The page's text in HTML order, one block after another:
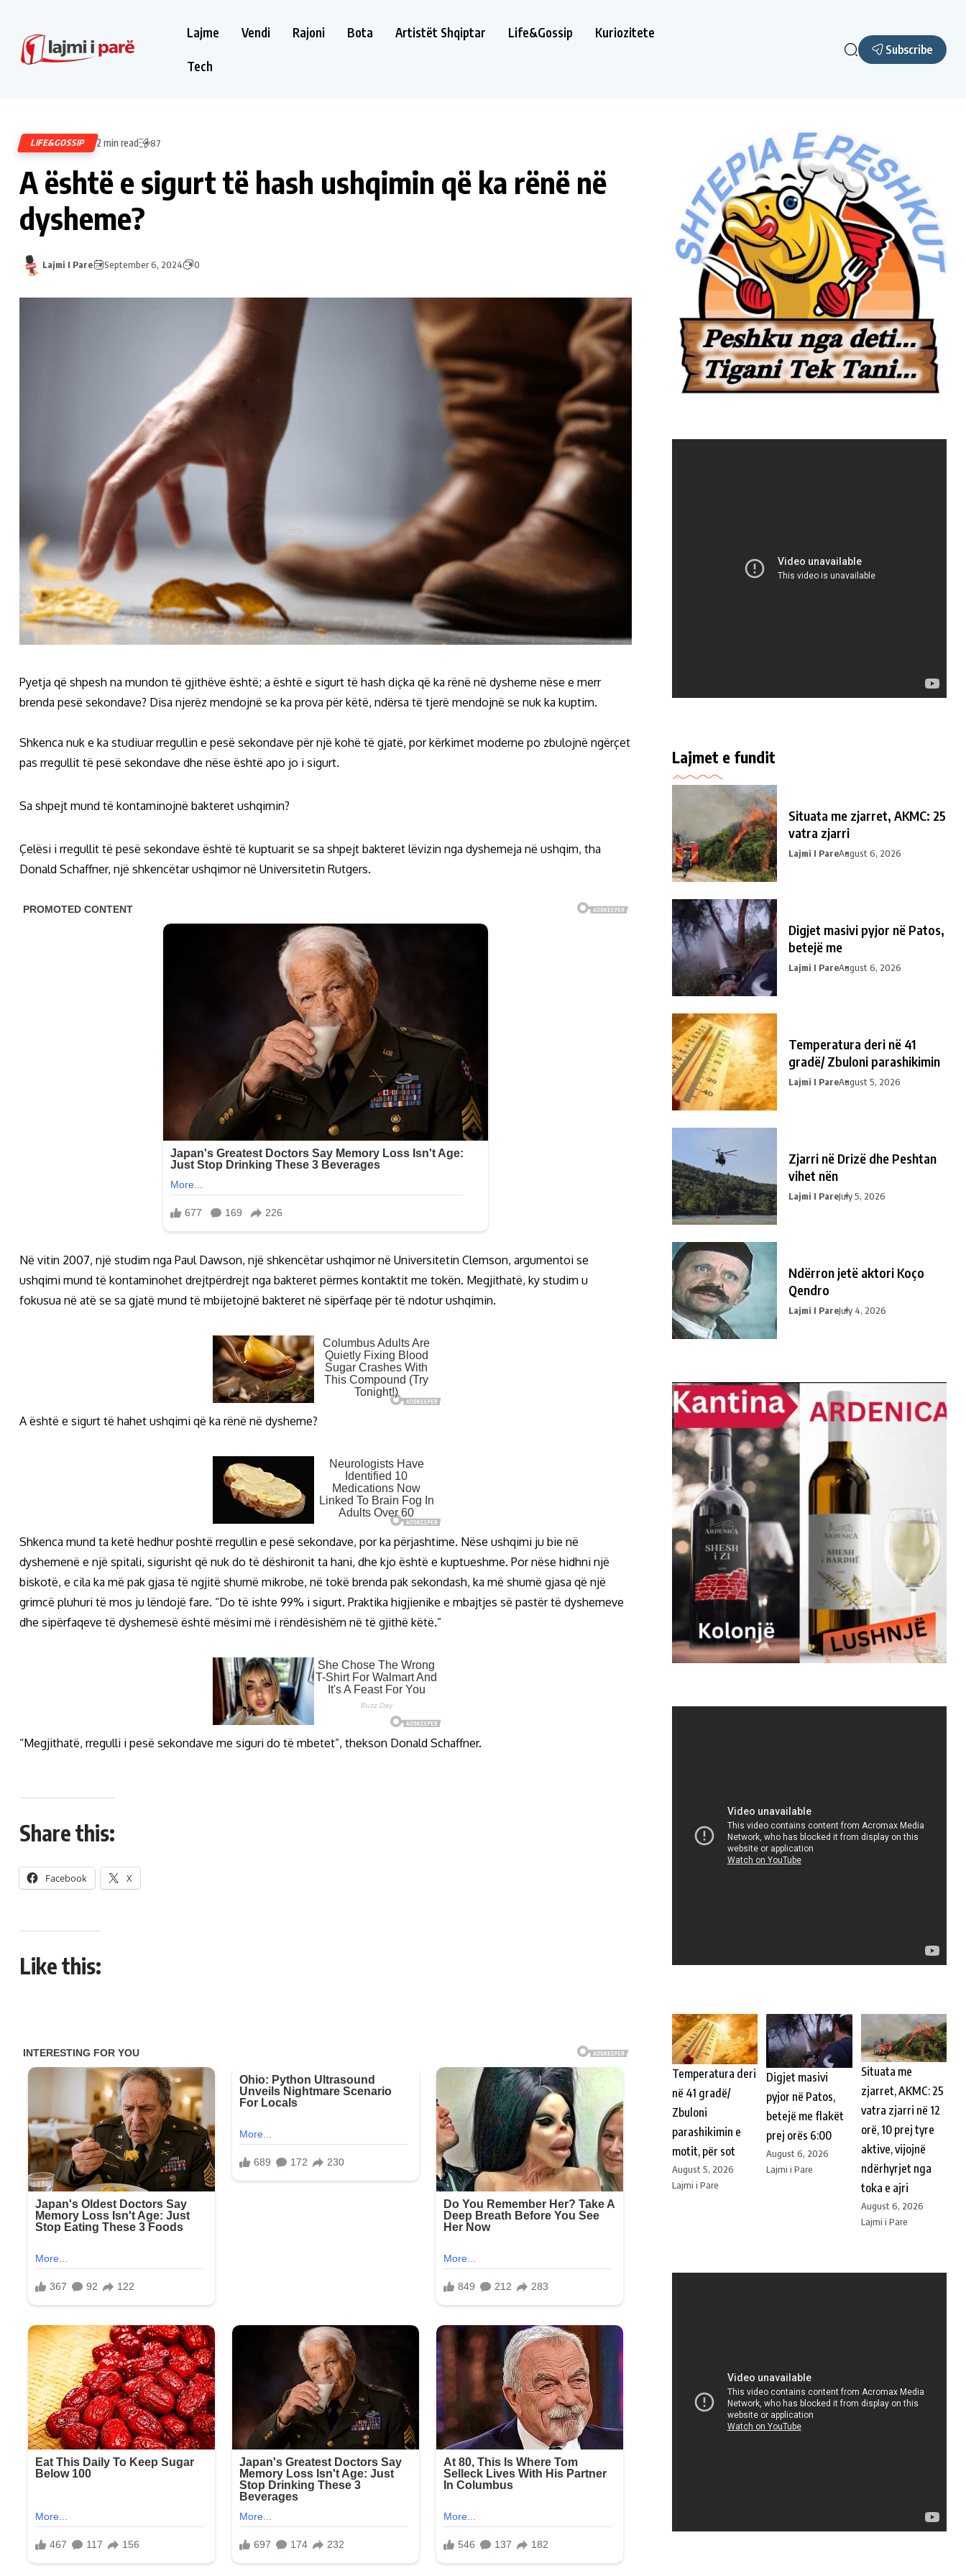
Lajme Vendi Rajoni Bota Artistët Shqiptar Life&Gossip Kuriozitete
Tech
Subscribe
LIFE&GOSSIP 2 min read 87
A është e sigurt të hash ushqimin që ka rënë në
dysheme?
Lajmi I Pare September 6, 2024 0
Pyetja që shpesh na mundon të gjithëve është; a është e sigurt të hash diçka që ka rënë në dysheme nëse e merr
brenda pesë sekondave? Disa njerëz mendojnë se ka prova për këtë, ndërsa të tjerë mendojnë se nuk ka kuptim.
Shkenca nuk e ka studiuar rregullin e pesë sekondave për një kohë të gjatë, por kërkimet moderne po zbulojnë ngërçet
pas rregullit të pesë sekondave dhe nëse është apo jo i sigurt.
Sa shpejt mund të kontaminojnë bakteret ushqimin?
Çelësi i rregullit të pesë sekondave është të kuptuarit se sa shpejt bakteret lëvizin nga dyshemeja në ushqim, tha
Donald Schaffner, një shkencëtar ushqimor në Universitetin Rutgers.
Në vitin 2007, një studim nga Paul Dawson, një shkencëtar ushqimor në Universitetin Clemson, argumentoi se
ushqimi mund të kontaminohet drejtpërdrejt nga bakteret përmes kontaktit me tokën. Megjithatë, ky studim u
fokusua në atë se sa gjatë mund të mbijetojnë bakteret në sipërfaqe për të ndotur ushqimin.
A është e sigurt të hahet ushqimi që ka rënë në dysheme?
Shkenca mund ta ketë hedhur poshtë rregullin e pesë sekondave, por ka përjashtime. Nëse ushqimi ju bie në
dyshemenë e një spitali, sigurisht që nuk do të dëshironit ta hani, dhe kjo është e kuptueshme. Por nëse hidhni një
biskotë, e cila ka më pak gjasa të ngjitë shumë mikrobe, në tokë brenda pak sekondash, ka më shumë gjasa që një
grimcë pluhuri të mos ju lëndojë fare. “Do të ishte 99% i sigurt. Praktika higjienike e mbajtjes së pastër të dyshemeve
dhe sipërfaqeve të dyshemesë është mësimi më i rëndësishëm në të gjithë këtë.”
“Megjithatë, rregulli i pesë sekondave me siguri do të mbetet”, thekson Donald Schaffner.
Share this:
Facebook X
Like this:
Lajmet e fundit
Situata me zjarret, AKMC: 25
vatra zjarri
Lajmi I PareAugust 6, 2026
Digjet masivi pyjor në Patos,
betejë me
Lajmi I PareAugust 6, 2026
Temperatura deri në 41
gradë/ Zbuloni parashikimin
Lajmi I PareAugust 5, 2026
Zjarri në Drizë dhe Peshtan
vihet nën
Lajmi I PareJuly 5, 2026
Ndërron jetë aktori Koço
Qendro
Lajmi I PareJuly 4, 2026
Temperatura deri
në 41 gradë/
Zbuloni
parashikimin e
motit, për sot
August 5, 2026
Lajmi i Pare
Digjet masivi
pyjor në Patos,
betejë me flakët
prej orës 6:00
August 6, 2026
Lajmi i Pare
Situata me
zjarret, AKMC: 25
vatra zjarri në 12
orë, 10 prej tyre
aktive, vijojnë
ndërhyrjet nga
toka e ajri
August 6, 2026
Lajmi i Pare